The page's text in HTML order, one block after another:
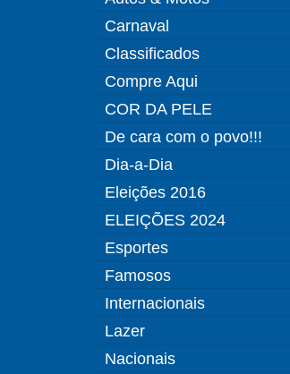
Carnaval
Classificados
Compre Aqui
COR DA PELE
De cara com o povo!!!
Dia-a-Dia
Eleições 2016
ELEIÇÕES 2024
Esportes
Famosos
Internacionais
Lazer
Nacionais